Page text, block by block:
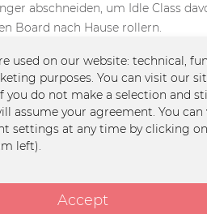
abschneiden, um Idle Class
Board nach Hause rollern.
whaaaat?!). Hier zum
nur eben geht. Für Design &
nicht! Achja, ich soll noch
damit Du nicht vergisst,
kurz vor ihrem 65. Geburtstag
Engagement für Geflüchtete
used on our website: technical,
purposes. You can visit our
you do not make a selection and
assume your agreement. You can
settings at any time by clicking
left).
Accept